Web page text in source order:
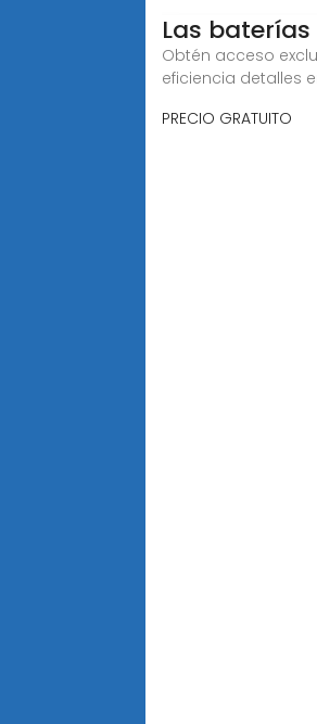
Las
Obtén acceso
eficiencia detalles
PRECIO GRATUITO